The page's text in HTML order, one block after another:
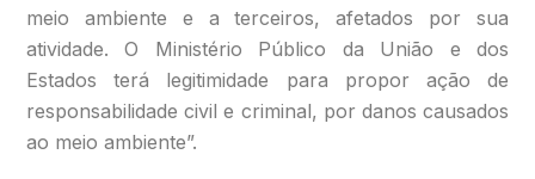
meio ambiente e a terceiros, afetados por sua
atividade. O Ministério Público da União e dos
Estados terá legitimidade para propor ação de
responsabilidade civil e criminal, por danos causados
ao meio ambiente”.